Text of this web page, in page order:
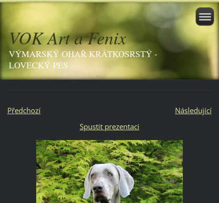
VOK Art a Fenix
VÝMARSKÝ OHAŘ KRÁTKOSRSTÝ -
LOVECKÝ PES
Předchozí
Následující
Spustit prezentaci